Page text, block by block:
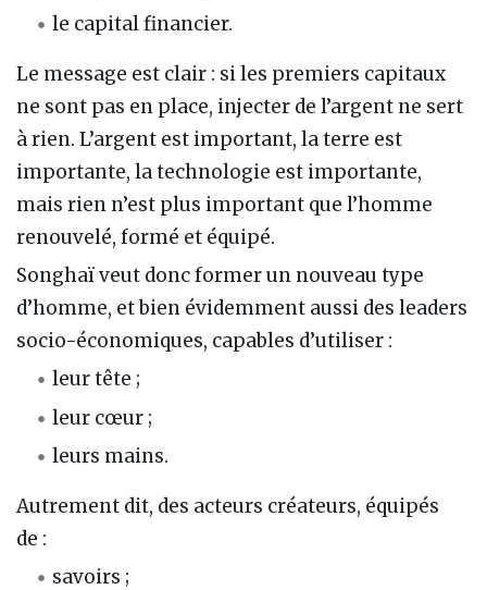
le capital financier.
Le message est clair : si les premiers capitaux
ne sont pas en place, injecter de l’argent ne sert
à rien. L’argent est important, la terre est
importante, la technologie est importante,
mais rien n’est plus important que l’homme
renouvelé, formé et équipé.
Songhaï veut donc former un nouveau type
d’homme, et bien évidemment aussi des leaders
socio-économiques, capables d’utiliser :
leur tête ;
leur cœur ;
leurs mains.
Autrement dit, des acteurs créateurs, équipés
de :
savoirs ;